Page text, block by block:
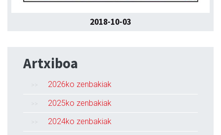
2018-10-03
Artxiboa
2026ko zenbakiak
2025ko zenbakiak
2024ko zenbakiak